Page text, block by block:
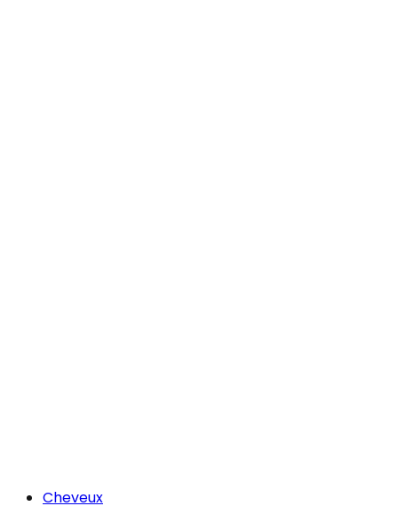
Cheveux